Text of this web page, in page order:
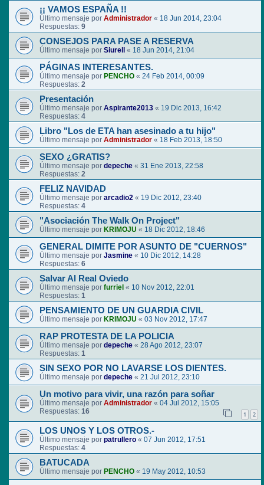
¡¡ VAMOS ESPAÑA !!
Último mensaje por Administrador « 18 Jun 2014, 23:04
Respuestas: 9
CONSEJOS PARA PASE A RESERVA
Último mensaje por Siurell « 18 Jun 2014, 21:04
PÁGINAS INTERESANTES.
Último mensaje por PENCHO « 24 Feb 2014, 00:09
Respuestas: 2
Presentación
Último mensaje por Aspirante2013 « 19 Dic 2013, 16:42
Respuestas: 4
Libro "Los de ETA han asesinado a tu hijo"
Último mensaje por Administrador « 18 Feb 2013, 18:50
SEXO ¿GRATIS?
Último mensaje por depeche « 31 Ene 2013, 22:58
Respuestas: 2
FELIZ NAVIDAD
Último mensaje por arcadio2 « 19 Dic 2012, 23:40
Respuestas: 4
"Asociación The Walk On Project"
Último mensaje por KRIMOJU « 18 Dic 2012, 18:46
GENERAL DIMITE POR ASUNTO DE "CUERNOS"
Último mensaje por Jasmine « 10 Dic 2012, 14:28
Respuestas: 6
Salvar Al Real Oviedo
Último mensaje por furriel « 10 Nov 2012, 22:01
Respuestas: 1
PENSAMIENTO DE UN GUARDIA CIVIL
Último mensaje por KRIMOJU « 03 Nov 2012, 17:47
RAP PROTESTA DE LA POLICIA
Último mensaje por depeche « 28 Ago 2012, 23:07
Respuestas: 1
SIN SEXO POR NO LAVARSE LOS DIENTES.
Último mensaje por depeche « 21 Jul 2012, 23:10
Un motivo para vivir, una razón para soñar
Último mensaje por Administrador « 04 Jul 2012, 15:05
Respuestas: 16 1 2
LOS UNOS Y LOS OTROS.-
Último mensaje por patrullero « 07 Jun 2012, 17:51
Respuestas: 4
BATUCADA
Último mensaje por PENCHO « 19 May 2012, 10:53